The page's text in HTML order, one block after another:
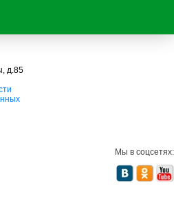
д.85
Мы в соцсетях: